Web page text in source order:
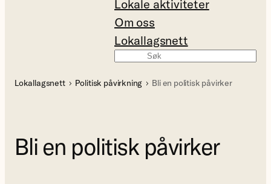
Lokale aktiviteter
Om oss
Lokallagsnett
Lokallagsnett Politisk påvirkning Bli en politisk påvirker
Bli en politisk påvirker